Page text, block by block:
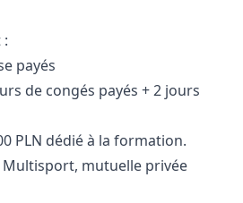
payés
de congés payés + 2 jours
PLN dédié à la formation.
Multisport, mutuelle privée